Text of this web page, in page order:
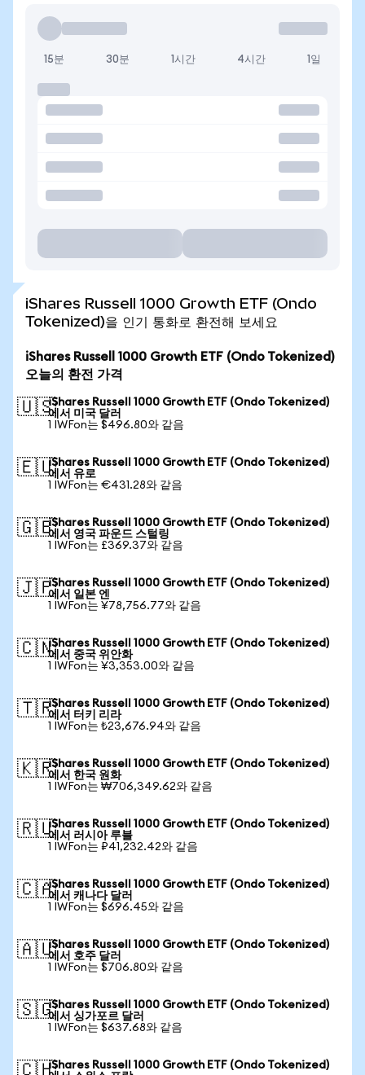
15분 30분 1시간 4시간 1일
iShares Russell 1000 Growth ETF (Ondo
Tokenized)을 인기 통화로 환전해 보세요
iShares Russell 1000 Growth ETF (Ondo Tokenized)
오늘의 환전 가격
🇺🇸iShares Russell 1000 Growth ETF (Ondo Tokenized)
에서 미국 달러
1 IWFon는 $496.80와 같음
🇪🇺iShares Russell 1000 Growth ETF (Ondo Tokenized)
에서 유로
1 IWFon는 €431.28와 같음
🇬🇧iShares Russell 1000 Growth ETF (Ondo Tokenized)
에서 영국 파운드 스털링
1 IWFon는 £369.37와 같음
🇯🇵iShares Russell 1000 Growth ETF (Ondo Tokenized)
에서 일본 엔
1 IWFon는 ¥78,756.77와 같음
🇨🇳iShares Russell 1000 Growth ETF (Ondo Tokenized)
에서 중국 위안화
1 IWFon는 ¥3,353.00와 같음
🇹🇷iShares Russell 1000 Growth ETF (Ondo Tokenized)
에서 터키 리라
1 IWFon는 ₺23,676.94와 같음
🇰🇷iShares Russell 1000 Growth ETF (Ondo Tokenized)
에서 한국 원화
1 IWFon는 ₩706,349.62와 같음
🇷🇺iShares Russell 1000 Growth ETF (Ondo Tokenized)
에서 러시아 루블
1 IWFon는 ₽41,232.42와 같음
🇨🇦iShares Russell 1000 Growth ETF (Ondo Tokenized)
에서 캐나다 달러
1 IWFon는 $696.45와 같음
🇦🇺iShares Russell 1000 Growth ETF (Ondo Tokenized)
에서 호주 달러
1 IWFon는 $706.80와 같음
🇸🇬iShares Russell 1000 Growth ETF (Ondo Tokenized)
에서 싱가포르 달러
1 IWFon는 $637.68와 같음
🇨🇭iShares Russell 1000 Growth ETF (Ondo Tokenized)